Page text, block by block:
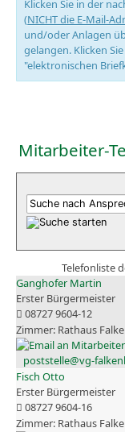
Klicken Sie in der
(NICHT die E-Mail-
und/oder Anlagen
gelangen. Klicken
"elektronischen
Mitarbeiter-
Telefonliste
Ganghofer Martin
Erster Bürgermeister
08727 9604-12
Rathaus
poststelle@vg-
Fisch Otto
Erster Bürgermeister
08727 9604-16
Rathaus